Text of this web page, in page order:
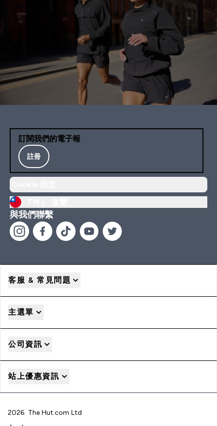
訂閱我們的電子報
註冊
與我們聯繫
客服 & 常見問題
主選單
公司資訊
站上優惠資訊
2026 The Hut.com Ltd